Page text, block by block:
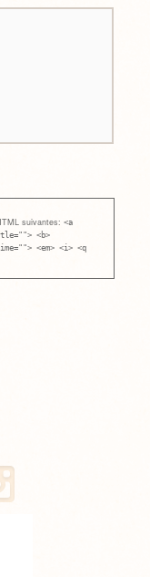
suivantes: <a
<b>
<em> <i> <q
Hellocoton